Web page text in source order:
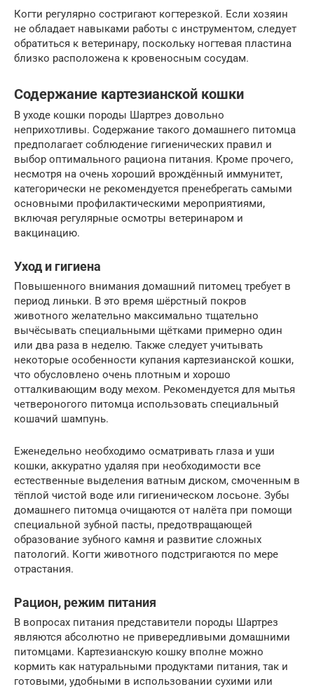
Когти регулярно состригают когтерезкой. Если хозяин
не обладает навыками работы с инструментом, следует
обратиться к ветеринару, поскольку ногтевая пластина
близко расположена к кровеносным сосудам.
Содержание картезианской кошки
В уходе кошки породы Шартрез довольно
неприхотливы. Содержание такого домашнего питомца
предполагает соблюдение гигиенических правил и
выбор оптимального рациона питания. Кроме прочего,
несмотря на очень хороший врождённый иммунитет,
категорически не рекомендуется пренебрегать самыми
основными профилактическими мероприятиями,
включая регулярные осмотры ветеринаром и
вакцинацию.
Уход и гигиена
Повышенного внимания домашний питомец требует в
период линьки. В это время шёрстный покров
животного желательно максимально тщательно
вычёсывать специальными щётками примерно один
или два раза в неделю. Также следует учитывать
некоторые особенности купания картезианской кошки,
что обусловлено очень плотным и хорошо
отталкивающим воду мехом. Рекомендуется для мытья
четвероногого питомца использовать специальный
кошачий шампунь.
Еженедельно необходимо осматривать глаза и уши
кошки, аккуратно удаляя при необходимости все
естественные выделения ватным диском, смоченным в
тёплой чистой воде или гигиеническом лосьоне. Зубы
домашнего питомца очищаются от налёта при помощи
специальной зубной пасты, предотвращающей
образование зубного камня и развитие сложных
патологий. Когти животного подстригаются по мере
отрастания.
Рацион, режим питания
В вопросах питания представители породы Шартрез
являются абсолютно не привередливыми домашними
питомцами. Картезианскую кошку вполне можно
кормить как натуральными продуктами питания, так и
готовыми, удобными в использовании сухими или